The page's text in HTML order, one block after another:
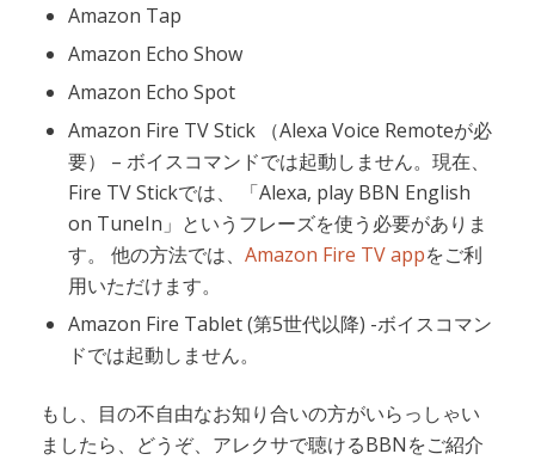
Amazon Tap
Amazon Echo Show
Amazon Echo Spot
Amazon Fire TV Stick （Alexa Voice Remoteが必
要） – ボイスコマンドでは起動しません。現在、
Fire TV Stickでは、 「Alexa, play BBN English
on TuneIn」というフレーズを使う必要がありま
す。 他の方法では、 Amazon Fire TV appをご利
用いただけます。
Amazon Fire Tablet (第5世代以降) -ボイスコマン
ドでは起動しません。
もし、目の不自由なお知り合いの方がいらっしゃい
ましたら、どうぞ、アレクサで聴けるBBNをご紹介